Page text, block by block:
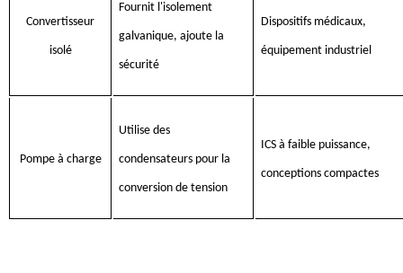
Convertisseur
isolé
Fournit l'isolement
galvanique, ajoute la
sécurité
Dispositifs médicaux,
équipement industriel
Pompe à charge
Utilise des
condensateurs pour la
conversion de tension
ICS à faible puissance,
conceptions compactes